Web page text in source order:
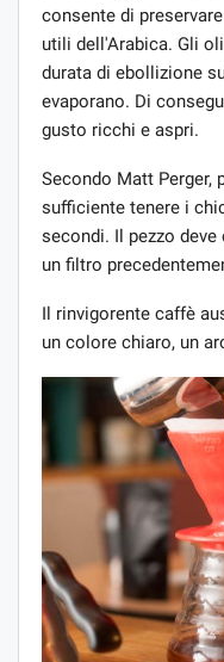
consente di
utili dell'Arabica. Gli
durata di ebollizione
evaporano. Di
gusto ricchi e aspri.
Secondo Matt Perger,
sufficiente tenere i
secondi. Il pezzo
un filtro
Il rinvigorente caffè
un colore chiaro, un